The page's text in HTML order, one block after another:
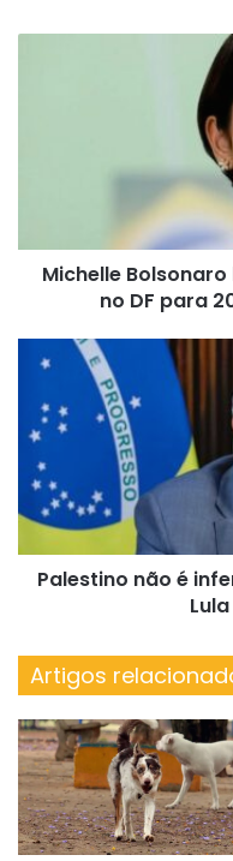
para
2026,Michelle
no DF para
Palestino
não
inferior,
gente
como
nós”,
diz
LulaPalestino não é
Artigos